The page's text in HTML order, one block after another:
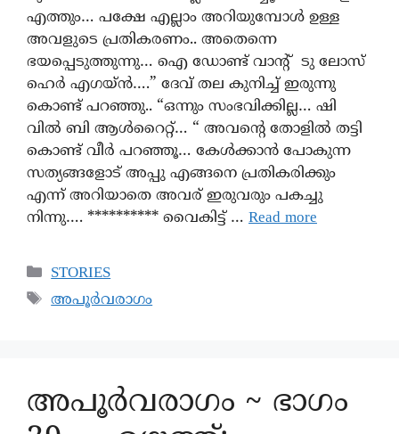
എത്തും… പക്ഷേ എല്ലാം അറിയുമ്പോൾ ഉള്ള
അവളുടെ പ്രതികരണം.. അതെന്നെ
ഭയപ്പെടുത്തുന്നു… ഐ ഡോണ്ട് വാന്റ് ടു ലോസ്
ഹെർ എഗയ്ൻ….” ദേവ് തല കുനിച്ച് ഇരുന്നു
കൊണ്ട് പറഞ്ഞു.. “ഒന്നും സംഭവിക്കില്ല… ഷി
വിൽ ബി ആൾറൈറ്റ്… “ അവന്റെ തോളില്‍ തട്ടി
കൊണ്ട് വീർ പറഞ്ഞൂ… കേള്‍ക്കാന്‍ പോകുന്ന
സത്യങ്ങളോട് അപ്പു എങ്ങനെ പ്രതികരിക്കും
എന്ന് അറിയാതെ അവര് ഇരുവരും പകച്ചു
നിന്നു…. ********** വൈകിട്ട് … Read more
STORIES
അപൂർവരാഗം
അപൂര്‍വരാഗം ~ ഭാഗം